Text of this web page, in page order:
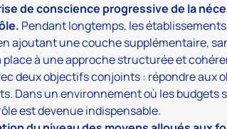
de conscience progressive de la
Pendant longtemps, les
ajoutant une couche supplémentaire,
à une approche structurée et
deux objectifs conjoints : répondre aux
Dans un environnement où les budgets
est devenue indispensable.